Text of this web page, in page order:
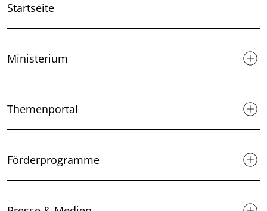
Startseite
Ministerium
Themenportal
Förderprogramme